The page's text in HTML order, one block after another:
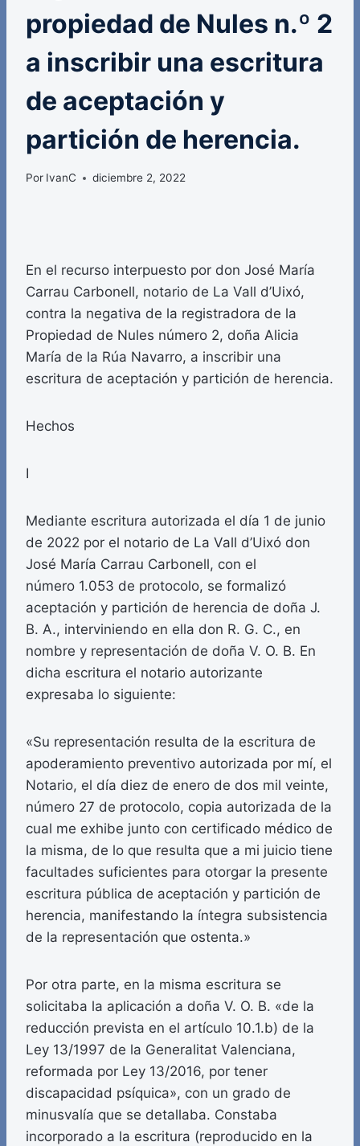
propiedad de Nules n.º 2
a inscribir una escritura
de aceptación y
partición de herencia.
Por IvanC diciembre 2, 2022
En el recurso interpuesto por don José María
Carrau Carbonell, notario de La Vall d’Uixó,
contra la negativa de la registradora de la
Propiedad de Nules número 2, doña Alicia
María de la Rúa Navarro, a inscribir una
escritura de aceptación y partición de herencia.
Hechos
I
Mediante escritura autorizada el día 1 de junio
de 2022 por el notario de La Vall d’Uixó don
José María Carrau Carbonell, con el
número 1.053 de protocolo, se formalizó
aceptación y partición de herencia de doña J.
B. A., interviniendo en ella don R. G. C., en
nombre y representación de doña V. O. B. En
dicha escritura el notario autorizante
expresaba lo siguiente:
«Su representación resulta de la escritura de
apoderamiento preventivo autorizada por mí, el
Notario, el día diez de enero de dos mil veinte,
número 27 de protocolo, copia autorizada de la
cual me exhibe junto con certificado médico de
la misma, de lo que resulta que a mi juicio tiene
facultades suficientes para otorgar la presente
escritura pública de aceptación y partición de
herencia, manifestando la íntegra subsistencia
de la representación que ostenta.»
Por otra parte, en la misma escritura se
solicitaba la aplicación a doña V. O. B. «de la
reducción prevista en el artículo 10.1.b) de la
Ley 13/1997 de la Generalitat Valenciana,
reformada por Ley 13/2016, por tener
discapacidad psíquica», con un grado de
minusvalía que se detallaba. Constaba
incorporado a la escritura (reproducido en la